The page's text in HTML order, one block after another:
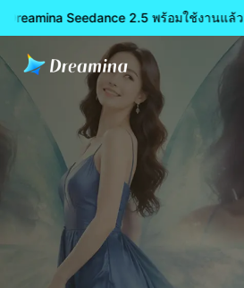
Seedance 2.5 พร้อมใช้งานแล้ว
หน้าหลัก สร้าง เครื่องทำภาพถ่าย AI ผีเสื้อฟรีค่ะ